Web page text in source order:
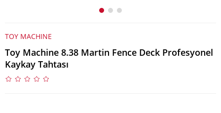
TOY MACHINE
Toy Machine 8.38 Martin Fence Deck Profesyonel
Kaykay Tahtası